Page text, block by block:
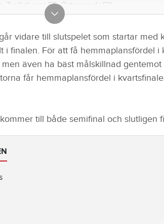
Trelleborgs FF, Östersunds FK.
FF, IF Brommapojkarna, IFK Skövde.
FF, Varbergs BoIS.
Västerås SK.
IF, IF Elfsborg, IK Sirius.
vidare till slutspelet som startar med
i finalen. För att få hemmaplansfördel i
även ha bäst målskillnad gentemot
får hemmaplansfördel i
till både semifinal och slutligen